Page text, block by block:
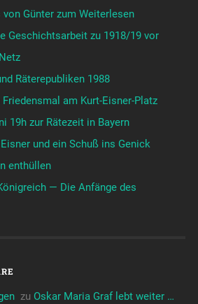
Günter zum Weiterlesen
Geschichtsarbeit zu 1918/19 vor
Räterepubliken 1988
am Kurt-Eisner-Platz
19h zur Rätezeit in Bayern
und ein Schuß ins Genick
enthüllen
— Die Anfänge des
zu Oskar Maria Graf lebt weiter …